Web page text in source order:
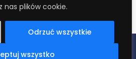
nas plików cookie.
Odrzuć wszystkie
wszystko
Regulamin RODO